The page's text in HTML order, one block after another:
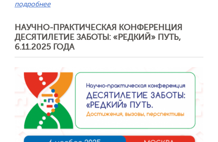
подробнее
НАУЧНО-ПРАКТИЧЕСКАЯ КОНФЕРЕНЦИЯ
ДЕСЯТИЛЕТИЕ ЗАБОТЫ: «РЕДКИЙ» ПУТЬ,
6.11.2025 ГОДА